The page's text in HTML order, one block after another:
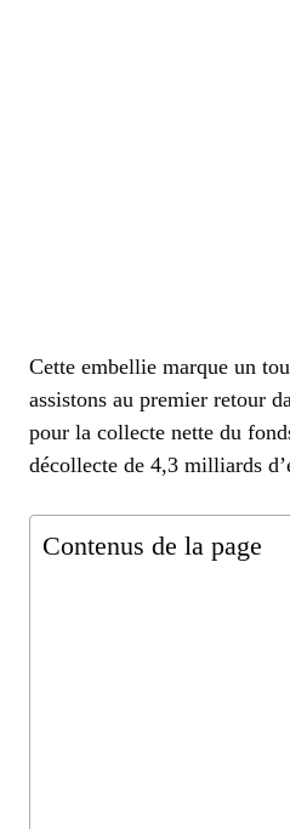
Cette embellie marque un
assistons au premier retour
pour la collecte nette du
décollecte de 4,3 milliards
Contenus de la page